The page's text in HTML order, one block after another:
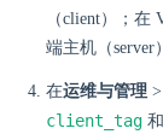
（client）；在
端主机（server
在运维与管理 >
client_tag 和